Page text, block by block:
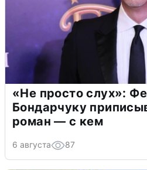
«Не просто слух»:
Бондарчуку
роман — с кем
6 августа 87